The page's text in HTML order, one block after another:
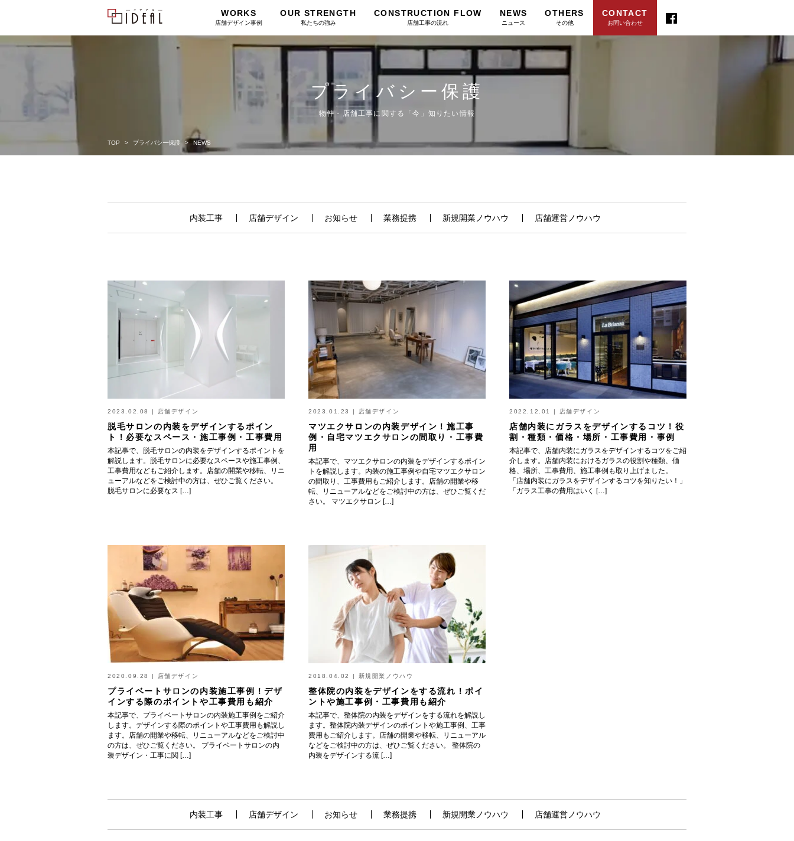
WORKS
店舗デザイン事例
OUR STRENGTH
私たちの強み
CONSTRUCTION FLOW
店舗工事の流れ
NEWS
ニュース
OTHERS
その他
CONTACT
お問い合わせ
プライバシー保護
物件・店舗工事に関する「今」知りたい情報
TOP プライバシー保護 NEWS
内装工事 店舗デザイン お知らせ 業務提携 新規開業ノウハウ 店舗運営ノウハウ
2023.02.08 | 店舗デザイン
脱毛サロンの内装をデザインするポイン
ト！必要なスペース・施工事例・工事費用
本記事で、脱毛サロンの内装をデザインするポイントを
解説します。脱毛サロンに必要なスペースや施工事例、
工事費用などもご紹介します。店舗の開業や移転、リニ
ューアルなどをご検討中の方は、ぜひご覧ください。
脱毛サロンに必要なス […]
2023.01.23 | 店舗デザイン
マツエクサロンの内装デザイン！施工事
例・自宅マツエクサロンの間取り・工事費
用
本記事で、マツエクサロンの内装をデザインするポイン
トを解説します。内装の施工事例や自宅マツエクサロン
の間取り、工事費用もご紹介します。店舗の開業や移
転、リニューアルなどをご検討中の方は、ぜひご覧くだ
さい。 マツエクサロン […]
2022.12.01 | 店舗デザイン
店舗内装にガラスをデザインするコツ！役
割・種類・価格・場所・工事費用・事例
本記事で、店舗内装にガラスをデザインするコツをご紹
介します。店舗内装におけるガラスの役割や種類、価
格、場所、工事費用、施工事例も取り上げました。
「店舗内装にガラスをデザインするコツを知りたい！」
「ガラス工事の費用はいく […]
2020.09.28 | 店舗デザイン
プライベートサロンの内装施工事例！デザ
インする際のポイントや工事費用も紹介
本記事で、プライベートサロンの内装施工事例をご紹介
します。デザインする際のポイントや工事費用も解説し
ます。店舗の開業や移転、リニューアルなどをご検討中
の方は、ぜひご覧ください。 プライベートサロンの内
装デザイン・工事に関 […]
2018.04.02 | 新規開業ノウハウ
整体院の内装をデザインをする流れ！ポイ
ントや施工事例・工事費用も紹介
本記事で、整体院の内装をデザインをする流れを解説し
ます。整体院内装デザインのポイントや施工事例、工事
費用もご紹介します。店舗の開業や移転、リニューアル
などをご検討中の方は、ぜひご覧ください。 整体院の
内装をデザインする流 […]
内装工事 店舗デザイン お知らせ 業務提携 新規開業ノウハウ 店舗運営ノウハウ